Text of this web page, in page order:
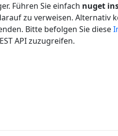
Führen Sie einfach nuget
zu verweisen. Alternativ
Bitte befolgen Sie diese
API zuzugreifen.